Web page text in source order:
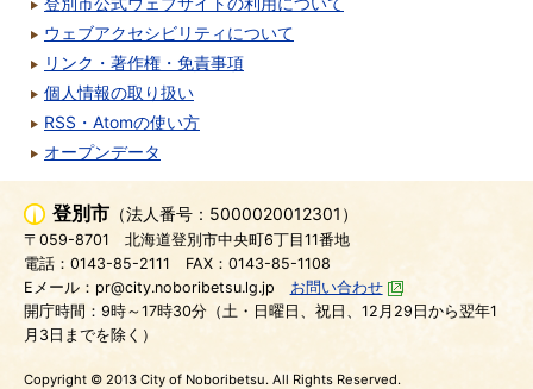
ウェブアクセシビリティについて
リンク・著作権・免責事項
個人情報の取り扱い
RSS・Atomの使い方
オープンデータ
登別市 （法人番号：5000020012301）
〒059-8701
北海道登別市中央町6丁目11番地
電話：0143-85-2111
FAX：0143-85-1108
Eメール：pr@city.noboribetsu.lg.jp
お問い合わせ
開庁時間：9時～17時30分（土・日曜日、祝日、12月29日から翌年1
月3日までを除く）
Copyright © 2013 City of Noboribetsu. All Rights Reserved.